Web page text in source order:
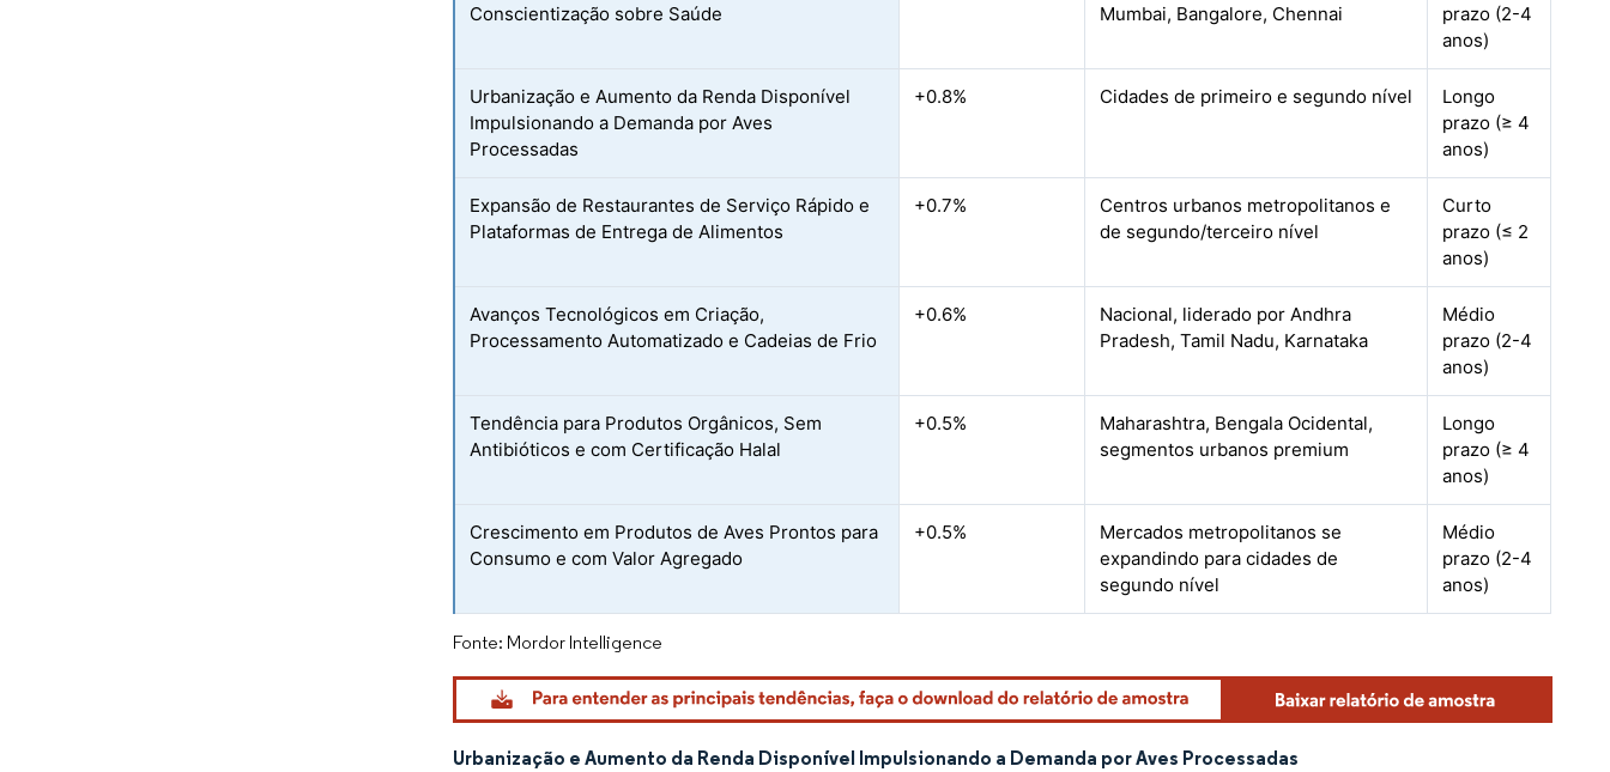
Conscientização sobre Saúde
Mumbai, Bangalore, Chennai
prazo (2-4
anos)
Urbanização e Aumento da Renda Disponível
Impulsionando a Demanda por Aves
Processadas
+0.8% Cidades de primeiro e segundo nível
Longo
prazo (≥ 4
anos)
Expansão de Restaurantes de Serviço Rápido e
Plataformas de Entrega de Alimentos
+0.7%
Centros urbanos metropolitanos e
de segundo/terceiro nível
Curto
prazo (≤ 2
anos)
Avanços Tecnológicos em Criação,
Processamento Automatizado e Cadeias de Frio
+0.6%
Nacional, liderado por Andhra
Pradesh, Tamil Nadu, Karnataka
Médio
prazo (2-4
anos)
Tendência para Produtos Orgânicos, Sem
Antibióticos e com Certificação Halal
+0.5%
Maharashtra, Bengala Ocidental,
segmentos urbanos premium
Longo
prazo (≥ 4
anos)
Crescimento em Produtos de Aves Prontos para
Consumo e com Valor Agregado
+0.5%
Mercados metropolitanos se
expandindo para cidades de
segundo nível
Médio
prazo (2-4
anos)
Fonte: Mordor Intelligence
Urbanização e Aumento da Renda Disponível Impulsionando a Demanda por Aves Processadas